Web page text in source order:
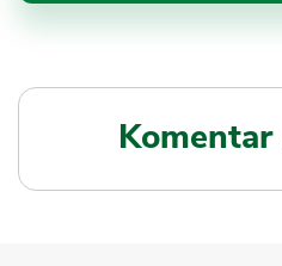
Komentar